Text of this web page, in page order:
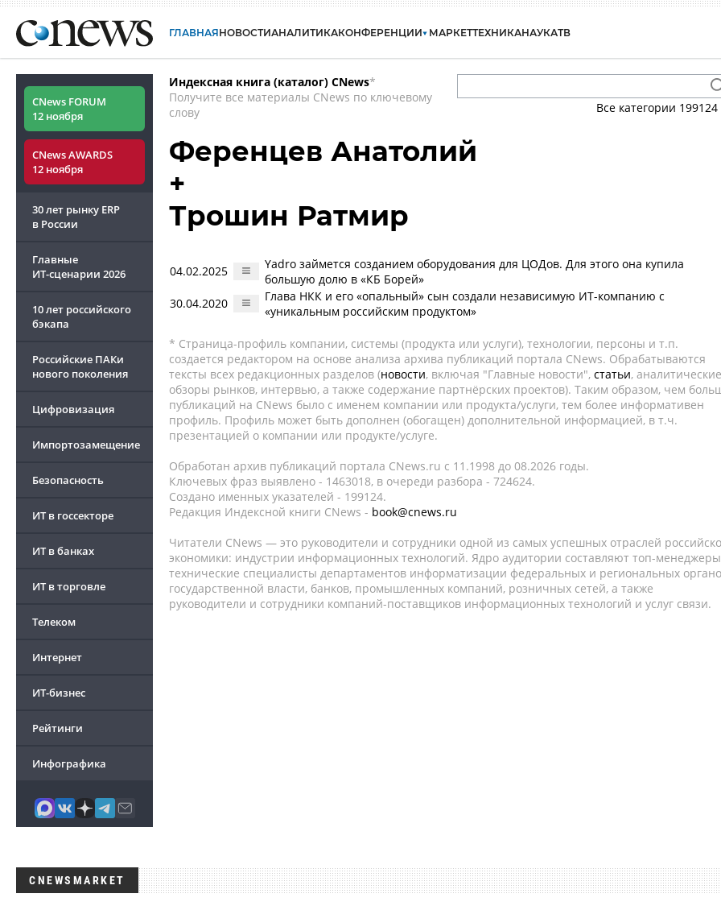
ГЛАВНАЯНОВОСТИАНАЛИТИКАКОНФЕРЕНЦИИ МАРКЕТТЕХНИКАНАУКАТВ
CNews FORUM
12 ноября
CNews AWARDS
12 ноября
30 лет рынку ERP
в России
Главные
ИТ-сценарии 2026
10 лет российского
бэкапа
Российские ПАКи
нового поколения
Цифровизация
Импортозамещение
Безопасность
ИТ в госсекторе
ИТ в банках
ИТ в торговле
Телеком
Интернет
ИТ-бизнес
Рейтинги
Инфографика
Индексная книга (каталог) CNews*
Получите все материалы CNews по ключевому
слову
Все категории 199124
Ференцев Анатолий
+
Трошин Ратмир
04.02.2025
Yadro займется созданием оборудования для ЦОДов. Для этого она купила
большую долю в «КБ Борей»
30.04.2020
Глава НКК и его «опальный» сын создали независимую ИТ-компанию с
«уникальным российским продуктом»
* Страница-профиль компании, системы (продукта или услуги), технологии, персоны и т.п.
создается редактором на основе анализа архива публикаций портала CNews. Обрабатываются
тексты всех редакционных разделов (новости, включая "Главные новости", статьи, аналитические
обзоры рынков, интервью, а также содержание партнёрских проектов). Таким образом, чем
публикаций на CNews было с именем компании или продукта/услуги, тем более информативен
профиль. Профиль может быть дополнен (обогащен) дополнительной информацией, в т.ч.
презентацией о компании или продукте/услуге.
Обработан архив публикаций портала CNews.ru c 11.1998 до 08.2026 годы.
Ключевых фраз выявлено - 1463018, в очереди разбора - 724624.
Создано именных указателей - 199124.
Редакция Индексной книги CNews - book@cnews.ru
Читатели CNews — это руководители и сотрудники одной из самых успешных отраслей
экономики: индустрии информационных технологий. Ядро аудитории составляют топ-
технические специалисты департаментов информатизации федеральных и региональных
государственной власти, банков, промышленных компаний, розничных сетей, а также
руководители и сотрудники компаний-поставщиков информационных технологий и услуг связи.
CNEWSMARKET